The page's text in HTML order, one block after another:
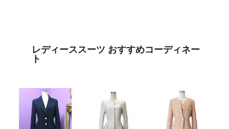
レディーススーツ おすすめコーディネー
ト